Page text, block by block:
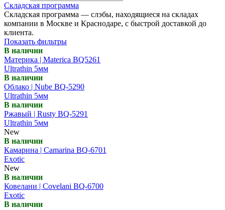
Складская программа
Складская программа — слэбы, находящиеся на складах
компании в Москве и Краснодаре, с быстрой доставкой до
клиента.
Показать фильтры
В наличии
Материка | Materica BQ5261
Ultrathin 5мм
В наличии
Облако | Nube BQ-5290
Ultrathin 5мм
В наличии
Ржавый | Rusty BQ-5291
Ultrathin 5мм
New
В наличии
Камарина | Camarina BQ-6701
Exotic
New
В наличии
Ковелани | Covelani BQ-6700
Exotic
В наличии